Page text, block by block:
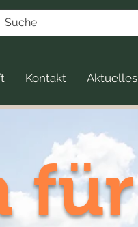
Kontakt Aktuelles
für